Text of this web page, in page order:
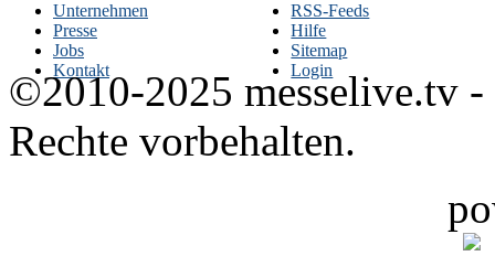
Unternehmen
Presse
Jobs
Kontakt
RSS-Feeds
Hilfe
Sitemap
Login
©2010-2025 messelive.tv -
Rechte vorbehalten.